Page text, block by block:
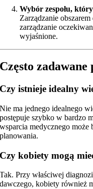
Wybór zespołu,
Zarządzanie
zarządzanie
wyjaśnione.
Często zadawane
Czy istnieje idealny
Nie ma jednego idealnego
postępuje szybko w bardzo
wsparcia medycznego
planowania.
Czy kobiety mogą
Tak. Przy właściwej
dawczego, kobiety również